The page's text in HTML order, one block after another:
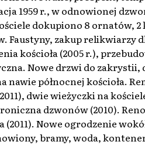
1959 r., w odnowionej
dokupiono 8 ornatów,
Faustyny, zakup relikwiarzy
kościoła (2005 r.),
Nowe drzwi do zakrystii,
nawie północnej kościoła.
dwie wieżyczki na
dzwonów (2010).
Nowe ogrodzenie
bramy, woda,